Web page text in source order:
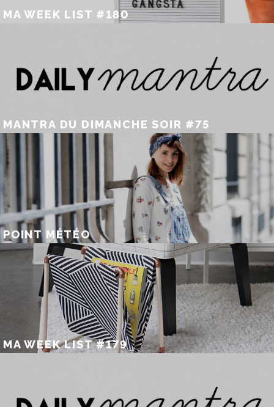
MA WEEK LIST #180
MANTRA DU DIMANCHE SOIR #75
POINT MÉTÉO
MA WEEK LIST #179